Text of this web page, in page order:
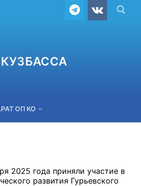
ОП КО
2025 года приняли участие в
развития Гурьевского